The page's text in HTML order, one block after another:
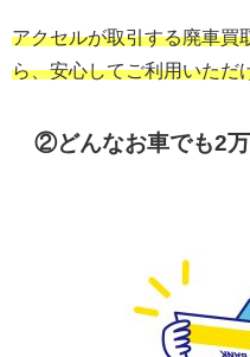
アクセルが取引する廃車買
ら、安心してご利用いただ
②どんなお車でも2